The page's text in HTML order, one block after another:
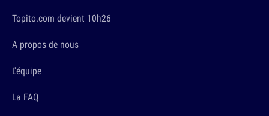
Topito.com devient 10h26
A propos de nous
L'équipe
La FAQ